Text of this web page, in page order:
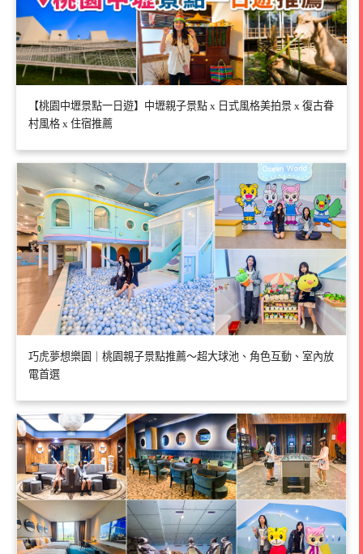
【桃園中壢景點一日遊】中壢親子景點 x 日式風格美拍景 x 復古眷
村風格 x 住宿推薦
巧虎夢想樂園｜桃園親子景點推薦～超大球池、角色互動、室內放
電首選